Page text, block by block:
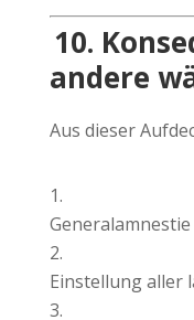
10.
andere
Aus dieser
Einstellung aller